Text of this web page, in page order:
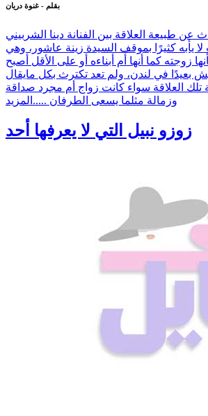
بقلم - غنوة دريان
طبيعة العلاقة بين الفنانة دينا الشربيني
يأبه كثيرًا بموقف السيدة زينة عاشور، وهي
زوجته كما أنها أم أبناءه أو على الأقل أصبح
بعيدًا في لندن، ولم تعد تكترث بكل مايقال
العلاقة سواء كانت زواج أم مجرد صداقة
وزمالة مثلما يسعى الطرفان ..... المزيد
زوزو نبيل التي لا يعرفها أحد